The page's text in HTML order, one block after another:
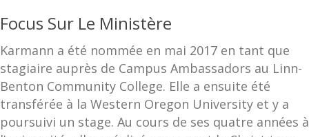
Focus Sur Le Ministère
Karmann a été nommée en mai 2017 en tant que
stagiaire auprès de Campus Ambassadors au Linn-
Benton Community College. Elle a ensuite été
transférée à la Western Oregon University et y a
poursuivi un stage. Au cours de ses quatre années à